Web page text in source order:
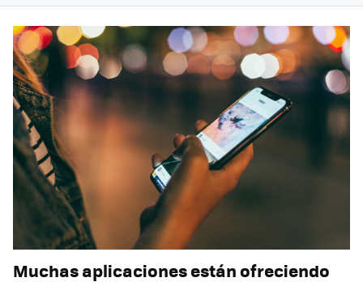
Muchas aplicaciones están ofreciendo